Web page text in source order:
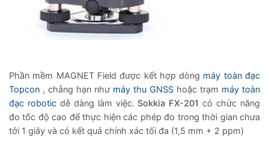
Phần mềm MAGNET Field được kết hợp dòng máy toàn đạc
Topcon , chẳng hạn như máy thu GNSS hoặc trạm máy toàn
đạc roboticdễ dàng làm việc.Sokkia FX-201 có chức năng
đo tốc độ cao để thực hiện các phép đo trong thời gian chưa
tới 1 giây và có kết quả chính xác tối đa (1,5 mm + 2 ppm)